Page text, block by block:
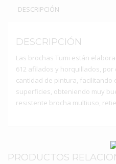
DESCRIPCIÓN
DESCRIPCIÓN
Las brochas Tumi están
612 afilados y horquillados,
cantidad de pintura, facilitando
superficies, obteniendo muy
resistente brocha multiuso,
PRODUCTOS